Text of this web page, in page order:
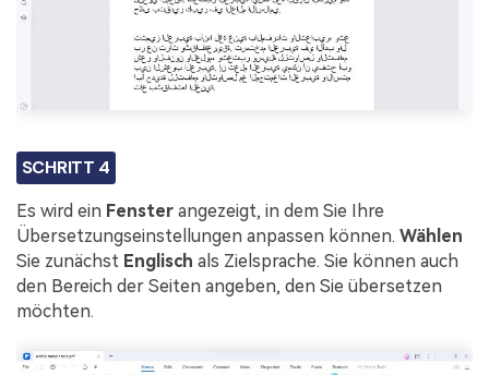
SCHRITT 4
Es wird ein Fenster angezeigt, in dem Sie Ihre
Übersetzungseinstellungen anpassen können. Wählen
Sie zunächst Englisch als Zielsprache. Sie können auch
den Bereich der Seiten angeben, den Sie übersetzen
möchten.